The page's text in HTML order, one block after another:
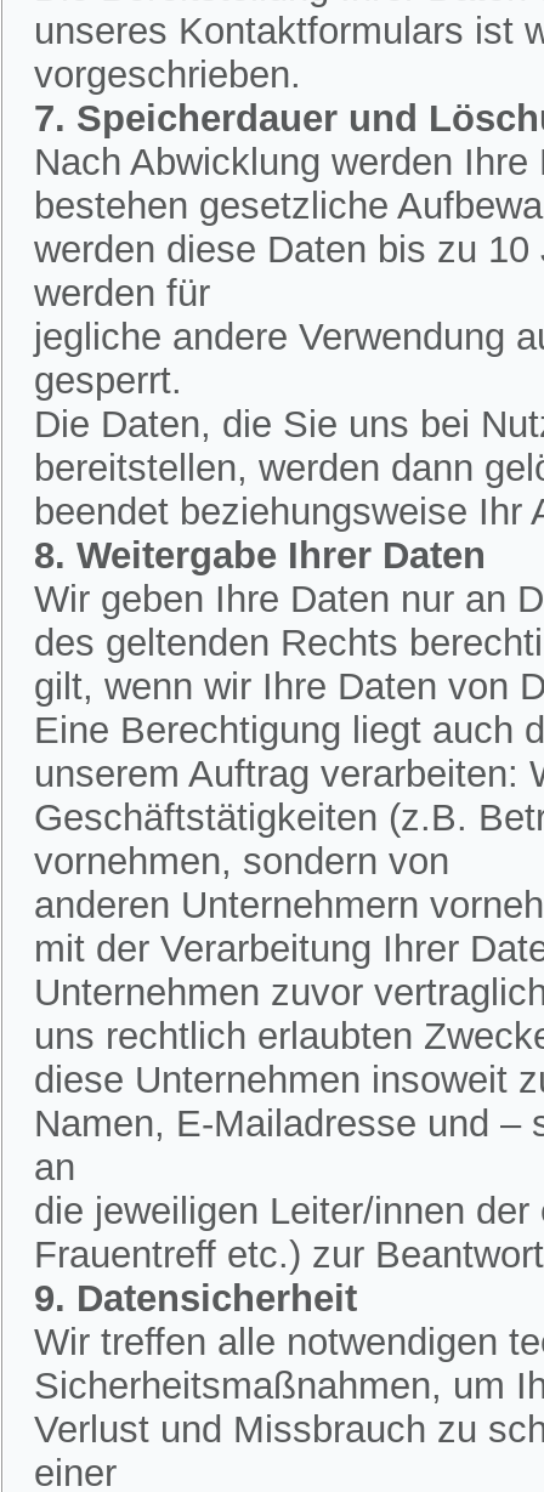
unseres Kontaktformulars ist
vorgeschrieben.
7. Speicherdauer und
Nach Abwicklung werden
bestehen gesetzliche
werden diese Daten bis zu
werden für
jegliche andere Verwendung
gesperrt.
Die Daten, die Sie uns bei
bereitstellen, werden dann
beendet beziehungsweise
8. Weitergabe Ihrer Daten
Wir geben Ihre Daten nur an
des geltenden Rechts
gilt, wenn wir Ihre Daten von
Eine Berechtigung liegt auch
unserem Auftrag verarbeiten:
Geschäftstätigkeiten (z.B.
vornehmen, sondern von
anderen Unternehmern
mit der Verarbeitung Ihrer
Unternehmen zuvor
uns rechtlich erlaubten
diese Unternehmen insoweit
Namen, E-Mailadresse und –
an
die jeweiligen Leiter/innen
Frauentreff etc.) zur
9. Datensicherheit
Wir treffen alle notwendigen
Sicherheitsmaßnahmen, um
Verlust und Missbrauch zu
einer